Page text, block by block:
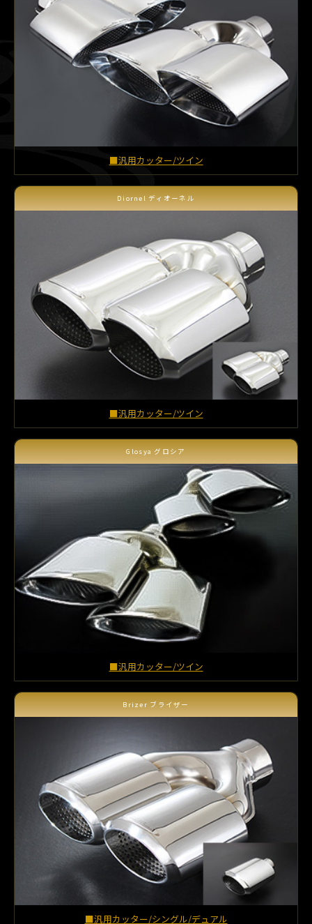
■汎用カッター/ツイン
Diornel ディオーネル
■汎用カッター/ツイン
Glosya グロシア
■汎用カッター/ツイン
Brizer ブライザー
■汎用カッター/シングル/デュアル